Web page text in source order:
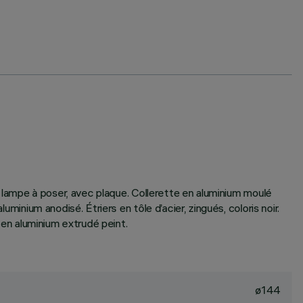
à poser, avec plaque. Collerette en aluminium moulé
anodisé. Étriers en tôle d’acier, zingués, coloris noir.
aluminium extrudé peint.
ø144